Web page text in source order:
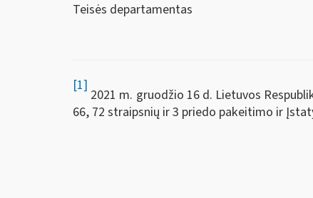
Teisės departamentas
[1]
2021 m. gruodžio 16 d. Lietuvos
66, 72 straipsnių ir 3 priedo pakeitimo ir